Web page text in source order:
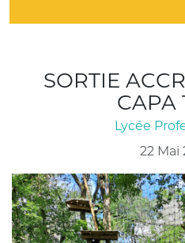
SORTIE
CAPA
Lycée
22 Mai